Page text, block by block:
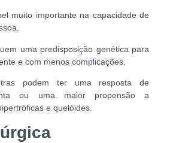
muito importante na capacidade de
uma predisposição genética para
e com menos complicações.
podem ter uma resposta de
ou uma maior propensão a
e quelóides.